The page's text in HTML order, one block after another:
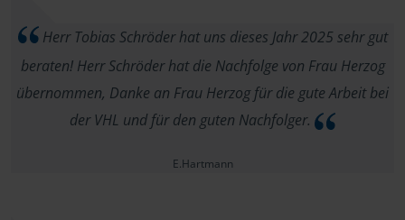
Herr Tobias Schröder hat uns dieses Jahr 2025 sehr gut
beraten! Herr Schröder hat die Nachfolge von Frau Herzog
übernommen, Danke an Frau Herzog für die gute Arbeit bei
der VHL und für den guten Nachfolger.
E.Hartmann